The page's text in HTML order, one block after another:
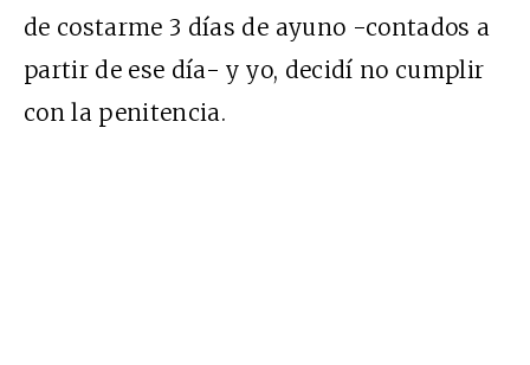
de costarme 3 días de ayuno -contados a
partir de ese día- y yo, decidí no cumplir
con la penitencia.